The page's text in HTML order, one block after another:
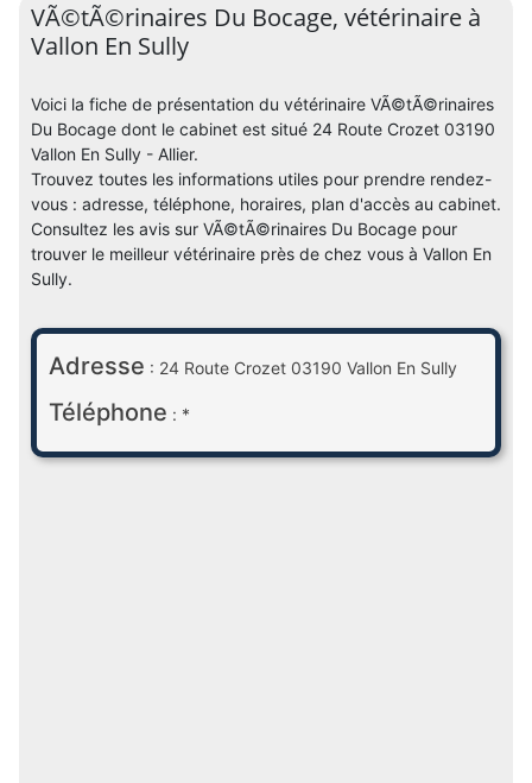
VÃ©tÃ©rinaires Du Bocage, vétérinaire à
Vallon En Sully
Voici la fiche de présentation du vétérinaire VÃ©tÃ©rinaires
Du Bocage dont le cabinet est situé 24 Route Crozet 03190
Vallon En Sully - Allier.
Trouvez toutes les informations utiles pour prendre rendez-
vous : adresse, téléphone, horaires, plan d'accès au cabinet.
Consultez les avis sur VÃ©tÃ©rinaires Du Bocage pour
trouver le meilleur vétérinaire près de chez vous à Vallon En
Sully.
Adresse : 24 Route Crozet 03190 Vallon En Sully
Téléphone : *